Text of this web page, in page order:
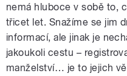
nemá hluboce v sobě to,
třicet let. Snažíme se jim
informací, ale jinak je
jakoukoli cestu –
manželství… je to jejich